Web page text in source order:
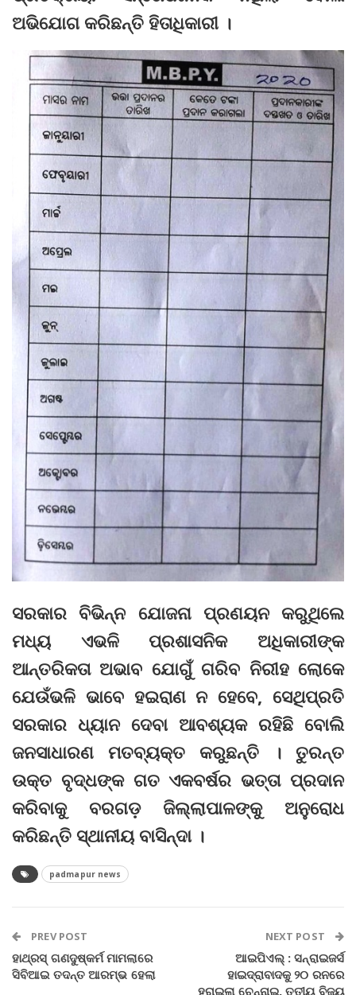
ଅଭିଯୋଗ କରିଛ‌ନ୍ତି ହିତାଧିକାରୀ ।
ସରକାର ବିଭିନ୍ନ ଯୋଜନା ପ୍ରଣୟନ କରୁଥିଲେ
ମଧ୍ୟ ଏଭଳି ପ୍ରଶାସନିକ ଅଧିକାରୀଙ୍କ
ଆନ୍ତରିକତା ଅଭାବ ଯୋଗୁଁ ଗରିବ ନିରୀହ ଲୋକେ
ଯେଉଁଭଳି ଭାବେ ହଇରାଣ ନ ହେବେ, ସେଥିପ୍ରତି
ସରକାର ଧ୍ୟାନ ଦେବା ଆବଶ୍ୟକ ରହିଛି ବୋଲି
ଜନସାଧାରଣ ମତବ୍ୟକ୍ତ କରୁଛନ୍ତି । ତୁରନ୍ତ
ଉକ୍ତ ବୃଦ୍ଧଙ୍କ ଗତ ଏକବର୍ଷର ଭତ୍ତା ପ୍ରଦାନ
କରିବାକୁ ବରଗଡ଼ ଜିଲ୍ଲାପାଳଙ୍କୁ ଅନୁରୋଧ
କରିଛନ୍ତି ସ୍ଥାନୀୟ ବାସିନ୍ଦା ।
padmapur news
PREV POST
ହାଥ୍‌ରସ୍‌ ଗଣଦୁ‌ଷ୍କର୍ମ ମାମଲାରେ
ସିବିଆଇ ତଦନ୍ତ ଆରମ୍ଭ ହେଲା
NEXT POST
ଆଇପିଏଲ୍‌ : ସନ୍‌ରାଇଜର୍ସ
ହାଇଦ୍ରାବାଦକୁ ୨୦ ରନରେ
ହରାଇଲା ଚେନ୍ନାଇ, ତୃତୀୟ ବିଜୟ